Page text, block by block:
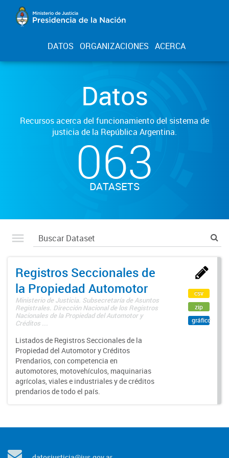
DATOS ORGANIZACIONES ACERCA
Datos
Recursos acerca del funcionamiento del sistema de
justicia de la República Argentina.
063
DATASETS
Registros Seccionales de
la Propiedad Automotor
Ministerio de Justicia. Subsecretaría de Asuntos
Registrales. Dirección Nacional de los Registros
Nacionales de la Propiedad del Automotor y
Créditos ...
Listados de Registros Seccionales de la
Propiedad del Automotor y Créditos
Prendarios, con competencia en
automotores, motovehículos, maquinarias
agrícolas, viales e industriales y de créditos
prendarios de todo el país.
csv
zip
gráfico